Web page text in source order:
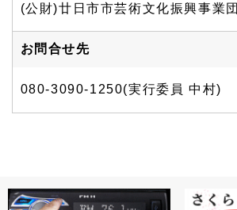
(公財)廿日市市芸術文化振興事業団
お問合せ先
080-3090-1250(実行委員 中村)